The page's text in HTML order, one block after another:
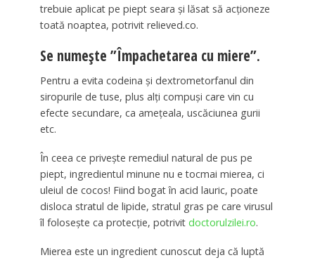
trebuie aplicat pe piept seara și lăsat să acționeze
toată noaptea, potrivit relieved.co.
Se numește ”Împachetarea cu miere”.
Pentru a evita codeina și dextrometorfanul din
siropurile de tuse, plus alți compuși care vin cu
efecte secundare, ca amețeala, uscăciunea gurii
etc.
În ceea ce privește remediul natural de pus pe
piept, ingredientul minune nu e tocmai mierea, ci
uleiul de cocos! Fiind bogat în acid lauric, poate
disloca stratul de lipide, stratul gras pe care virusul
îl folosește ca protecție, potrivit doctorulzilei.ro.
Mierea este un ingredient cunoscut deja că luptă